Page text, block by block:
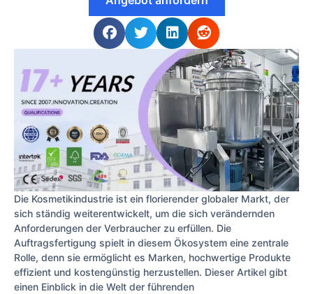
Die Kosmetikindustrie ist ein florierender globaler Markt, der
sich ständig weiterentwickelt, um die sich verändernden
Anforderungen der Verbraucher zu erfüllen. Die
Auftragsfertigung spielt in diesem Ökosystem eine zentrale
Rolle, denn sie ermöglicht es Marken, hochwertige Produkte
effizient und kostengünstig herzustellen. Dieser Artikel gibt
einen Einblick in die Welt der führenden